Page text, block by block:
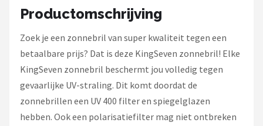
Productomschrijving
Zoek je een zonnebril van super kwaliteit tegen een
betaalbare prijs? Dat is deze KingSeven zonnebril! Elke
KingSeven zonnebril beschermt jou volledig tegen
gevaarlijke UV-straling. Dit komt doordat de
zonnebrillen een UV 400 filter en spiegelglazen
hebben. Ook een polarisatiefilter mag niet ontbreken